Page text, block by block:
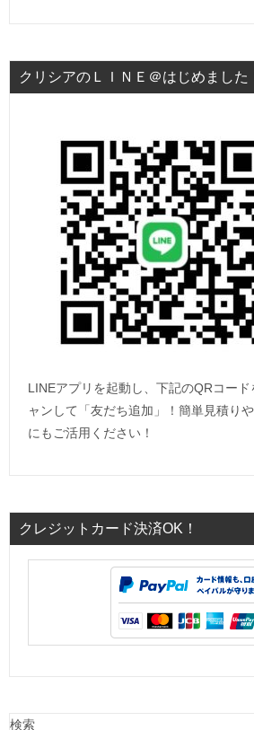
クリシアのＬＩＮＥ＠はじめました
LINEアプリを起動し、下記のQRコード
ャンして「友だち追加」！簡単見積り
にもご活用ください！
クレジットカード決済OK！
検索